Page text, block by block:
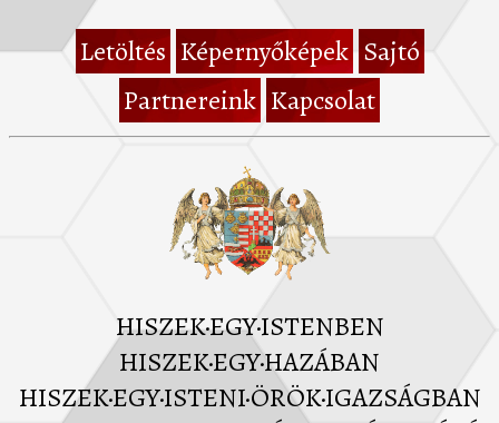
Letöltés Képernyőképek Sajtó
Partnereink Kapcsolat
HISZEK·EGY·ISTENBEN
HISZEK·EGY·HAZÁBAN
HISZEK·EGY·ISTENI·ÖRÖK·IGAZSÁGBAN